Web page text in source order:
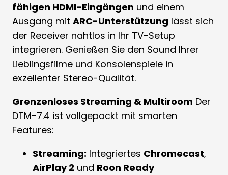
fähigen HDMI-Eingängen und einem
Ausgang mit ARC-Unterstützung lässt sich
der Receiver nahtlos in Ihr TV-Setup
integrieren. Genießen Sie den Sound Ihrer
Lieblingsfilme und Konsolenspiele in
exzellenter Stereo-Qualität.
Grenzenloses Streaming & Multiroom Der
DTM-7.4 ist vollgepackt mit smarten
Features:
Streaming: Integriertes Chromecast,
AirPlay 2 und Roon Ready